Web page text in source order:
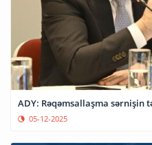
ADY: Rəqəmsallaşma sərnişin
05-12-2025